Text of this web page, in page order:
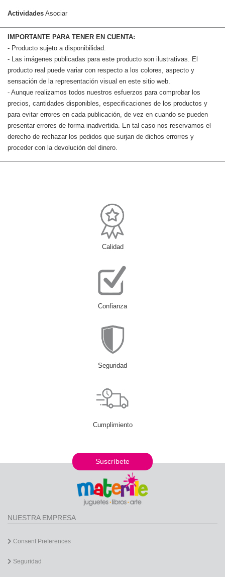
Actividades Asociar
IMPORTANTE PARA TENER EN CUENTA:
- Producto sujeto a disponibilidad.
- Las imágenes publicadas para este producto son ilustrativas. El
producto real puede variar con respecto a los colores, aspecto y
sensación de la representación visual en este sitio web.
- Aunque realizamos todos nuestros esfuerzos para comprobar los
precios, cantidades disponibles, especificaciones de los productos y
para evitar errores en cada publicación, de vez en cuando se pueden
presentar errores de forma inadvertida. En tal caso nos reservamos el
derecho de rechazar los pedidos que surjan de dichos errorres y
proceder con la devolución del dinero.
Calidad
Confianza
Seguridad
Cumplimiento
Suscríbete
NUESTRA EMPRESA
Consent Preferences
Seguridad